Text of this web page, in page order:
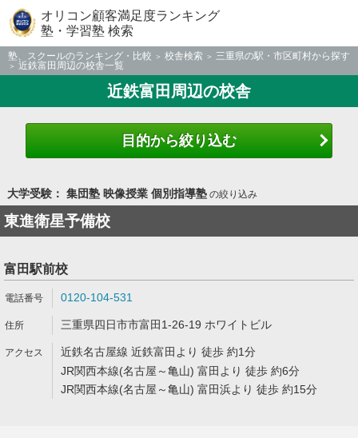
オリコン顧客満足度ランキング
塾・学習塾 検索
塾、スクールのランキング・比較 校舎検索
三重県の駅・市区町村から探す
近鉄富田周辺の校舎一覧
近鉄富田周辺の校舎
目的から絞り込む
大学受験： 集団塾 映像授業 個別指導塾の絞り込み
東進衛星予備校
富田駅前校
0120-104-531
三重県四日市市富田1-26-19 ホワイトビル
近鉄名古屋線 近鉄富田より 徒歩 約1分
JR関西本線(名古屋～亀山) 富田より 徒歩 約6分
JR関西本線(名古屋～亀山) 富田浜より 徒歩 約15分